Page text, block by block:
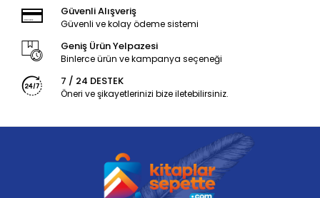
Güvenli Alışveriş
Güvenli ve kolay ödeme sistemi
Geniş Ürün Yelpazesi
Binlerce ürün ve kampanya seçeneği
7 / 24 DESTEK
Öneri ve şikayetlerinizi bize iletebilirsiniz.